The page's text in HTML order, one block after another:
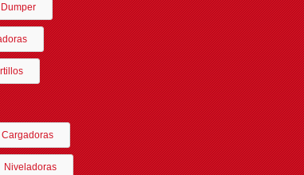
Dumper
Cargadoras
Niveladoras